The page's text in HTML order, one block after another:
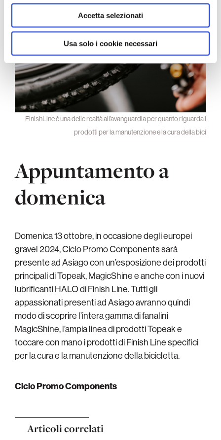
con altre informazioni che ha fornito loro o che hanno
raccolto dal suo utilizzo dei loro servizi.
Accetta selezionati
Usa solo i cookie necessari
FinishLine è una delle realtà all’avanguardia per quanto riguarda i
prodotti per la manutenzione e la cura della bici
Appuntamento a
domenica
Domenica 13 ottobre, in occasione degli europei
gravel 2024, Ciclo Promo Components sarà
presente ad Asiago con un’esposizione dei prodotti
principali di Topeak, MagicShine e anche con i nuovi
lubrificanti HALO di Finish Line. Tutti gli
appassionati presenti ad Asiago avranno quindi
modo di scoprire l’intera gamma di fanalini
MagicShine, l’ampia linea di prodotti Topeak e
toccare con mano i prodotti di Finish Line specifici
per la cura e la manutenzione della bicicletta.
Ciclo Promo Components
Articoli correlati